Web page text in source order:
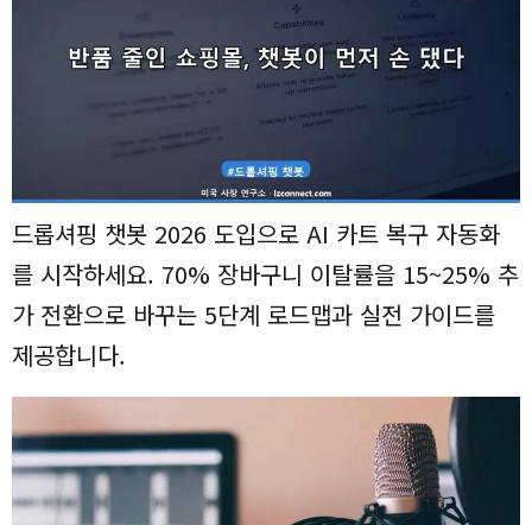
드롭셔핑 챗봇 2026 도입으로 AI 카트 복구 자동화
를 시작하세요. 70% 장바구니 이탈률을 15~25% 추
가 전환으로 바꾸는 5단계 로드맵과 실전 가이드를
제공합니다.